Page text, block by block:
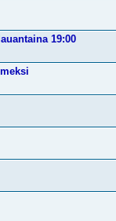
19:00